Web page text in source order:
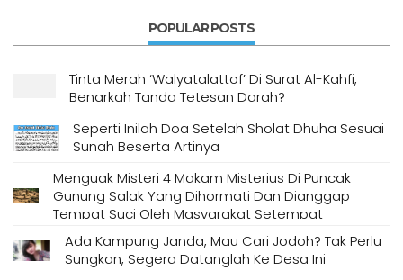
POPULAR POSTS
Tinta Merah ‘Walyatalattof’ Di Surat Al-Kahfi,
Benarkah Tanda Tetesan Darah?
Seperti Inilah Doa Setelah Sholat Dhuha Sesuai
Sunah Beserta Artinya
Menguak Misteri 4 Makam Misterius Di Puncak
Gunung Salak Yang Dihormati Dan Dianggap
Tempat Suci Oleh Masyarakat Setempat
Ada Kampung Janda, Mau Cari Jodoh? Tak Perlu
Sungkan, Segera Datanglah Ke Desa Ini